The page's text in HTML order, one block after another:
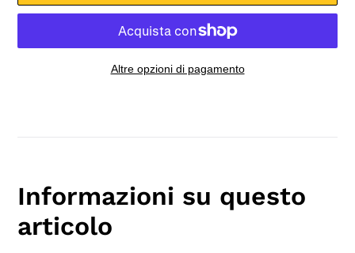
Altre opzioni di pagamento
Informazioni su questo
articolo